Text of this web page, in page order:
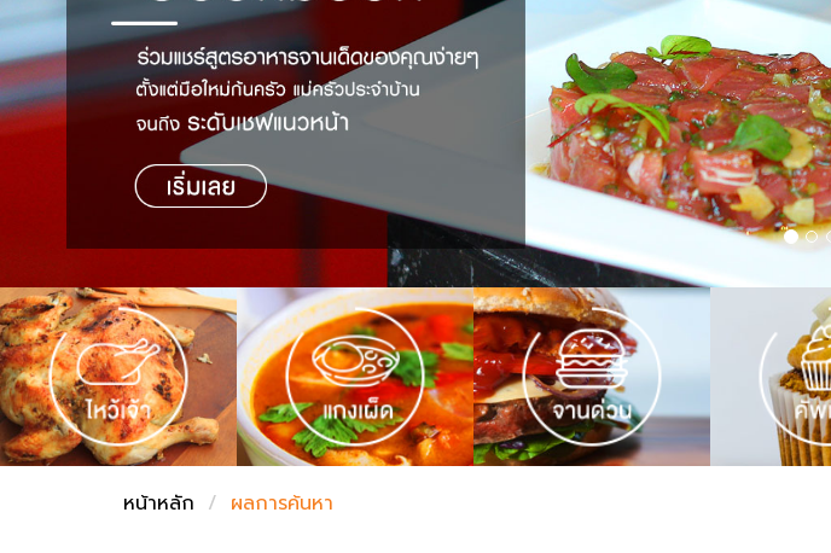
เคล็ดลับน่ารู้
เปรียบเทียบหน่วยการตวง
เปรียบเทียบอุณหภูมิ
เปรียบเทียบน้ำหนักวัตถุดิบ
ชั่งตวงเนย
FoodPedia
สร้าง Cookbook
หน้าหลัก ผลการค้นหา